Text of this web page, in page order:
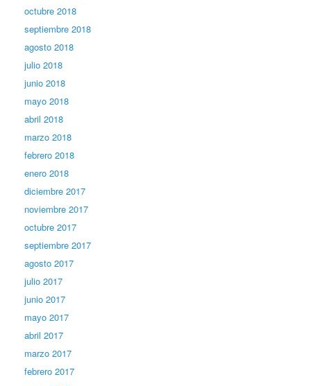
octubre 2018
septiembre 2018
agosto 2018
julio 2018
junio 2018
mayo 2018
abril 2018
marzo 2018
febrero 2018
enero 2018
diciembre 2017
noviembre 2017
octubre 2017
septiembre 2017
agosto 2017
julio 2017
junio 2017
mayo 2017
abril 2017
marzo 2017
febrero 2017